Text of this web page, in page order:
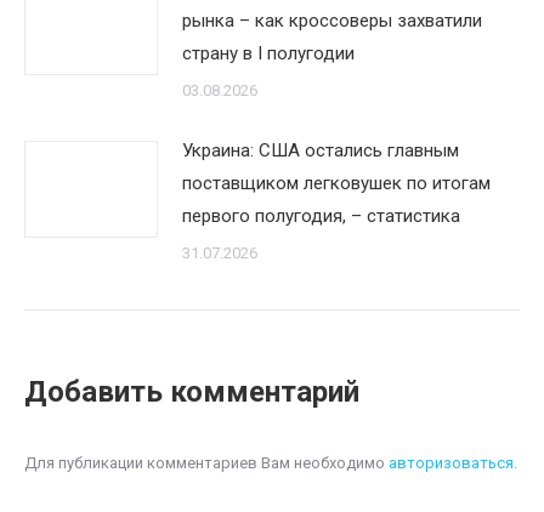
рынка – как кроссоверы захватили
страну в I полугодии
03.08.2026
Украина: США остались главным
поставщиком легковушек по итогам
первого полугодия, – статистика
31.07.2026
Добавить комментарий
Для публикации комментариев Вам необходимо авторизоваться.